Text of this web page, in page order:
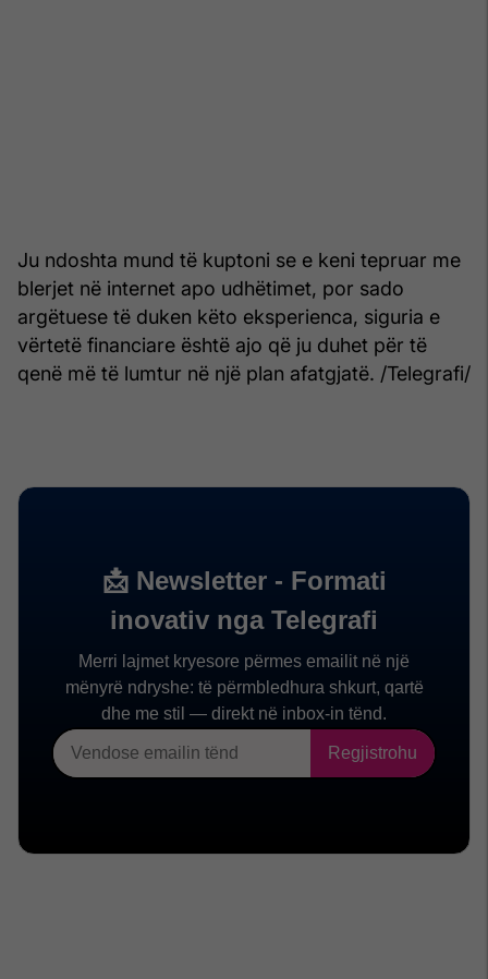
Ju ndoshta mund të kuptoni se e keni tepruar me
blerjet në internet apo udhëtimet, por sado
argëtuese të duken këto eksperienca, siguria e
vërtetë financiare është ajo që ju duhet për të
qenë më të lumtur në një plan afatgjatë. /Telegrafi/